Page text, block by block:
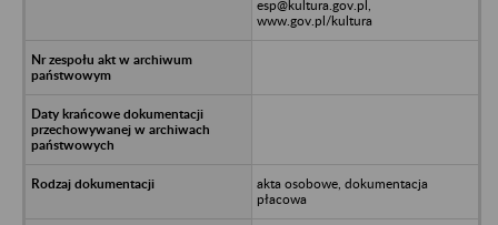
esp@kultura.gov.pl,
www.gov.pl/kultura
akta osobowe, dokumentacja
płacowa